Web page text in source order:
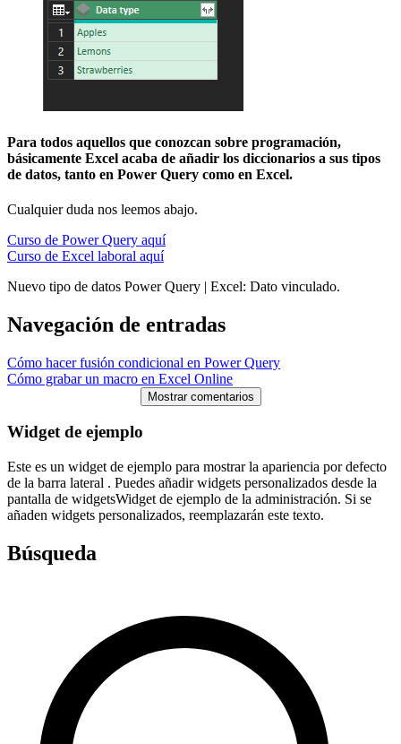
Para todos aquellos que conozcan sobre programación,
básicamente Excel acaba de añadir los diccionarios a sus tipos
de datos, tanto en Power Query como en Excel.
Cualquier duda nos leemos abajo.
Curso de Power Query aquí
Curso de Excel laboral aquí
Nuevo tipo de datos Power Query | Excel: Dato vinculado.
Navegación de entradas
Cómo hacer fusión condicional en Power Query
Cómo grabar un macro en Excel Online
Mostrar comentarios
Widget de ejemplo
Este es un widget de ejemplo para mostrar la apariencia por defecto
de la barra lateral . Puedes añadir widgets personalizados desde la
pantalla de widgetsWidget de ejemplo de la administración. Si se
añaden widgets personalizados, reemplazarán este texto.
Búsqueda